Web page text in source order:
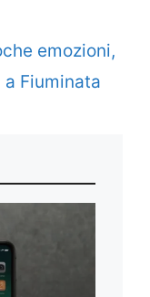
emozioni,
Fiuminata